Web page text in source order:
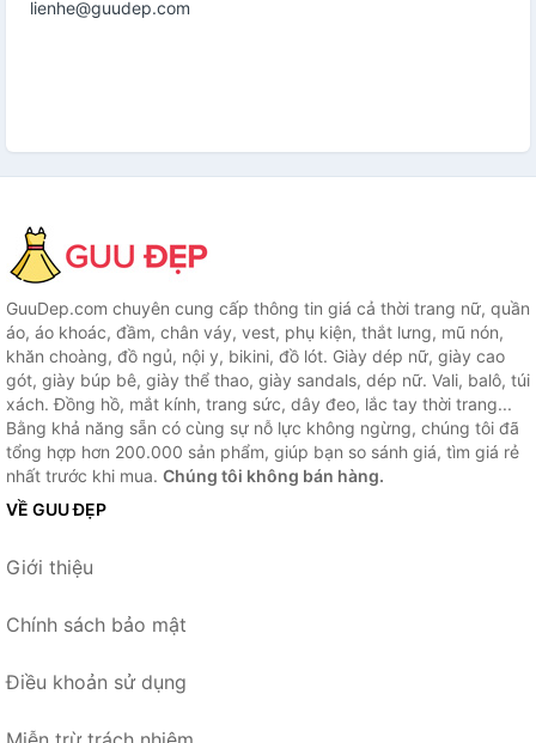
lienhe@guudep.com
GuuDep.com chuyên cung cấp thông tin giá cả thời trang nữ, quần
áo, áo khoác, đầm, chân váy, vest, phụ kiện, thắt lưng, mũ nón,
khăn choàng, đồ ngủ, nội y, bikini, đồ lót. Giày dép nữ, giày cao
gót, giày búp bê, giày thể thao, giày sandals, dép nữ. Vali, balô, túi
xách. Đồng hồ, mắt kính, trang sức, dây đeo, lắc tay thời trang...
Bằng khả năng sẵn có cùng sự nỗ lực không ngừng, chúng tôi đã
tổng hợp hơn 200.000 sản phẩm, giúp bạn so sánh giá, tìm giá rẻ
nhất trước khi mua. Chúng tôi không bán hàng.
VỀ GUU ĐẸP
Giới thiệu
Chính sách bảo mật
Điều khoản sử dụng